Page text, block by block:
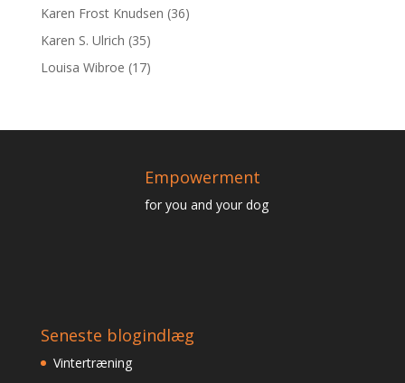
Karen Frost Knudsen (36)
Karen S. Ulrich (35)
Louisa Wibroe (17)
Empowerment
for you and your dog
Seneste blogindlæg
Vintertræning